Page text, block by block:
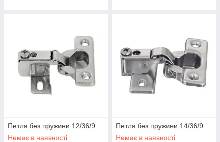
Петля без пружини 12/36/9
Немає в наявності
Петля без пружини 14/36/9
Немає в наявності